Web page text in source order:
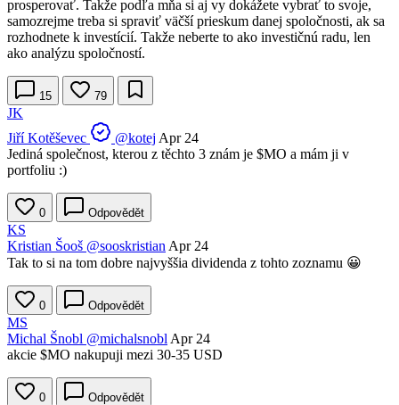
prosperovať. Takže podľa mňa si aj vy dokážete vybrať to svoje,
samozrejme treba si spraviť väčší prieskum danej spoločnosti, ak sa
rozhodnete k investícií. Takže neberte to ako investičnú radu, len
ako analýzu spoločností.
15 79
JK
Jiří Kotěševec
@kotej Apr 24
Jediná společnost, kterou z těchto 3 znám je $MO a mám ji v
portfoliu :)
0 Odpovědět
KS
Kristian Šooš @sooskristian Apr 24
Tak to si na tom dobre najvyššia dividenda z tohto zoznamu 😀
0 Odpovědět
MS
Michal Šnobl @michalsnobl Apr 24
akcie $MO nakupuji mezi 30-35 USD
0 Odpovědět